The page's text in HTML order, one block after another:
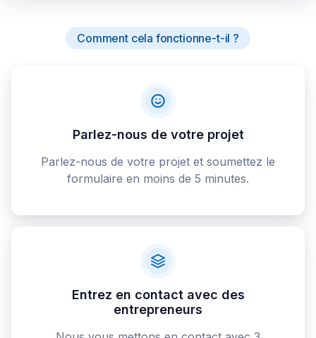
Comment cela fonctionne-t-il ?
Parlez-nous de votre projet
Parlez-nous de votre projet et soumettez le
formulaire en moins de 5 minutes.
Entrez en contact avec des
entrepreneurs